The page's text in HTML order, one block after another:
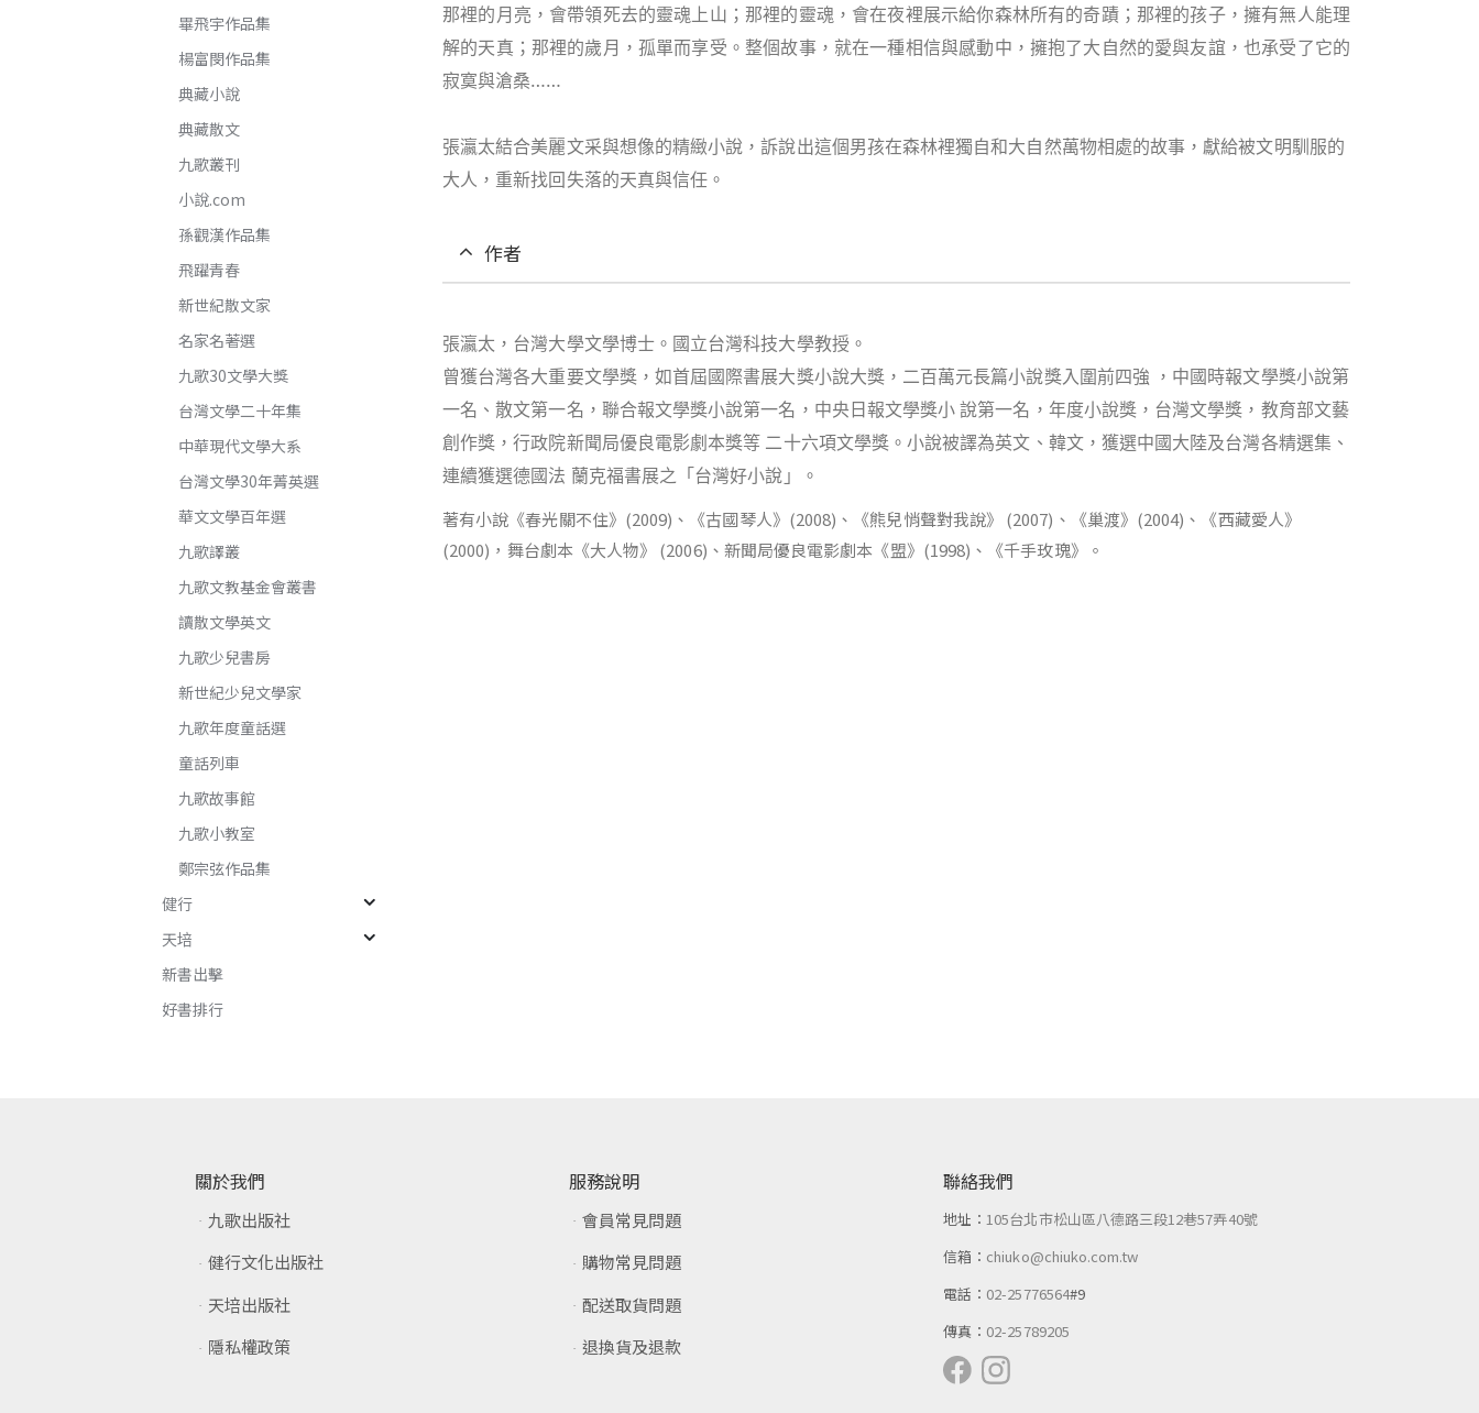
那裡的月亮，會帶領死去的靈魂上山；那裡的靈魂，會在夜裡展示給你森林所有的奇蹟；那裡的孩子，擁有無人能理
解的天真；那裡的歲月，孤單而享受。整個故事，就在一種相信與感動中，擁抱了大自然的愛與友誼，也承受了它的
寂寞與滄桑……
張瀛太結合美麗文采與想像的精緻小說，訴說出這個男孩在森林裡獨自和大自然萬物相處的故事，獻給被文明馴服的
大人，重新找回失落的天真與信任。
作者
張瀛太，台灣大學文學博士。國立台灣科技大學教授。
曾獲台灣各大重要文學獎，如首屆國際書展大獎小說大獎，二百萬元長篇小說獎入圍前四強 ，中國時報文學獎小說第
一名、散文第一名，聯合報文學獎小說第一名，中央日報文學獎小 說第一名，年度小說獎，台灣文學獎，教育部文藝
創作獎，行政院新聞局優良電影劇本獎等 二十六項文學獎。小說被譯為英文、韓文，獲選中國大陸及台灣各精選集、
連續獲選德國法 蘭克福書展之「台灣好小說」。
著有小說《春光關不住》(2009)、《古國琴人》(2008)、《熊兒悄聲對我說》 (2007)、《巢渡》(2004)、《西藏愛人》
(2000)，舞台劇本《大人物》 (2006)、新聞局優良電影劇本《盟》(1998)、《千手玫瑰》。
畢飛宇作品集
楊富閔作品集
典藏小說
典藏散文
九歌叢刊
小說.com
孫觀漢作品集
飛躍青春
新世紀散文家
名家名著選
九歌30文學大獎
台灣文學二十年集
中華現代文學大系
台灣文學30年菁英選
華文文學百年選
九歌譯叢
九歌文教基金會叢書
讀散文學英文
九歌少兒書房
新世紀少兒文學家
九歌年度童話選
童話列車
九歌故事館
九歌小教室
鄭宗弦作品集
健行
天培
新書出擊
好書排行
關於我們
九歌出版社
健行文化出版社
天培出版社
隱私權政策
服務說明
會員常見問題
購物常見問題
配送取貨問題
退換貨及退款
聯絡我們
地址： 105台北市松山區八德路三段12巷57弄40號
信箱： chiuko@chiuko.com.tw
電話： 02-25776564#9
傳真： 02-25789205